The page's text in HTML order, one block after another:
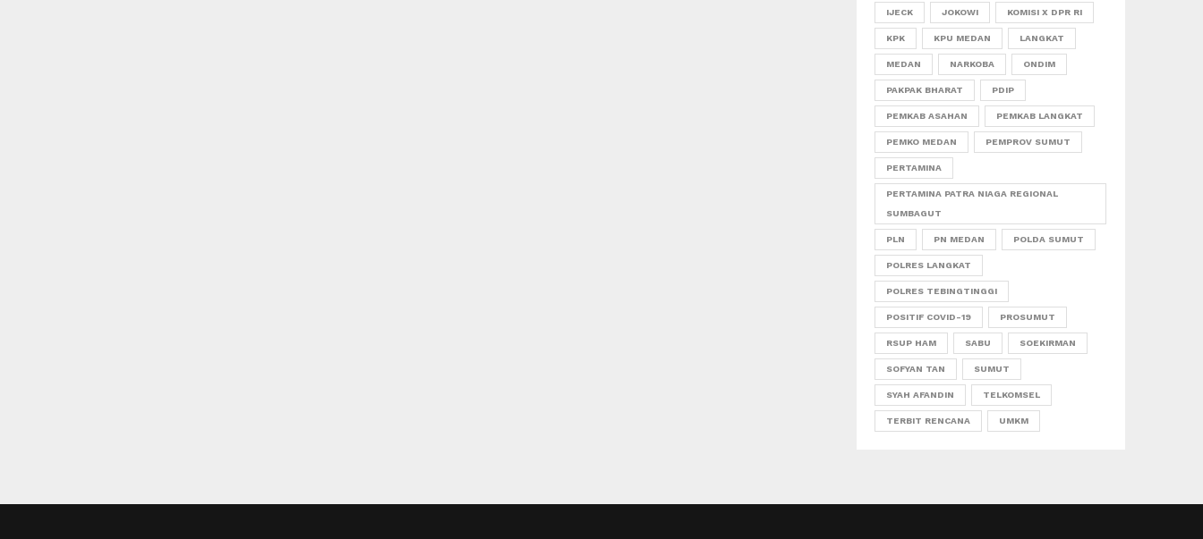
IJECK JOKOWI KOMISI X DPR RI
KPK KPU MEDAN LANGKAT
MEDAN NARKOBA ONDIM
PAKPAK BHARAT PDIP
PEMKAB ASAHAN PEMKAB LANGKAT
PEMKO MEDAN PEMPROV SUMUT
PERTAMINA
PERTAMINA PATRA NIAGA REGIONAL
SUMBAGUT
PLN PN MEDAN POLDA SUMUT
POLRES LANGKAT
POLRES TEBINGTINGGI
POSITIF COVID-19 PROSUMUT
RSUP HAM SABU SOEKIRMAN
SOFYAN TAN SUMUT
SYAH AFANDIN TELKOMSEL
TERBIT RENCANA UMKM